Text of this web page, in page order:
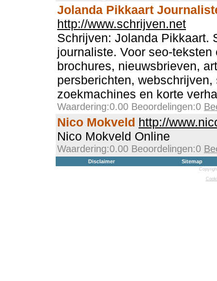
Jolanda Pikkaart
http://www.schrijven.net
Schrijven: Jolanda Pikkaart.
journaliste. Voor seo-teksten
brochures, nieuwsbrieven,
persberichten,
zoekmachines en korte
Waardering:0.00 Beoordelingen:0
Nico Mokveld http://
Nico Mokveld Online
Waardering:0.00 Beoordelingen:0
Disclaimer Sitemap